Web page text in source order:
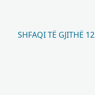
SHFAQI TË GJITHË 12